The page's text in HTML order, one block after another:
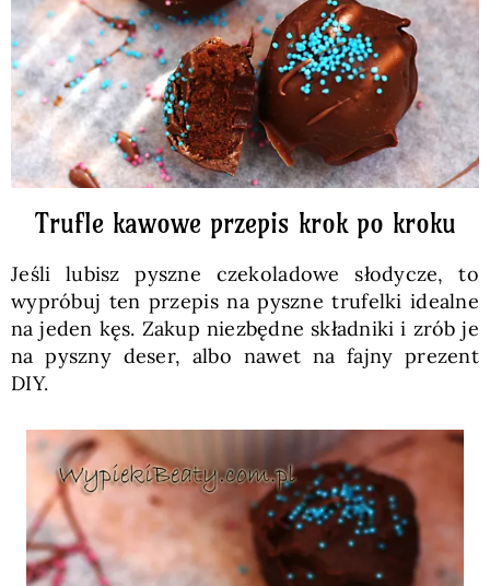
Trufle kawowe przepis krok po kroku
Jeśli lubisz pyszne czekoladowe słodycze, to
wypróbuj ten przepis na pyszne trufelki idealne
na jeden kęs. Zakup niezbędne składniki i zrób je
na pyszny deser, albo nawet na fajny prezent
DIY.